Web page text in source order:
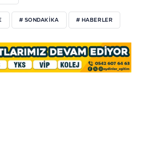
# SONDAKIKA # HABERLER